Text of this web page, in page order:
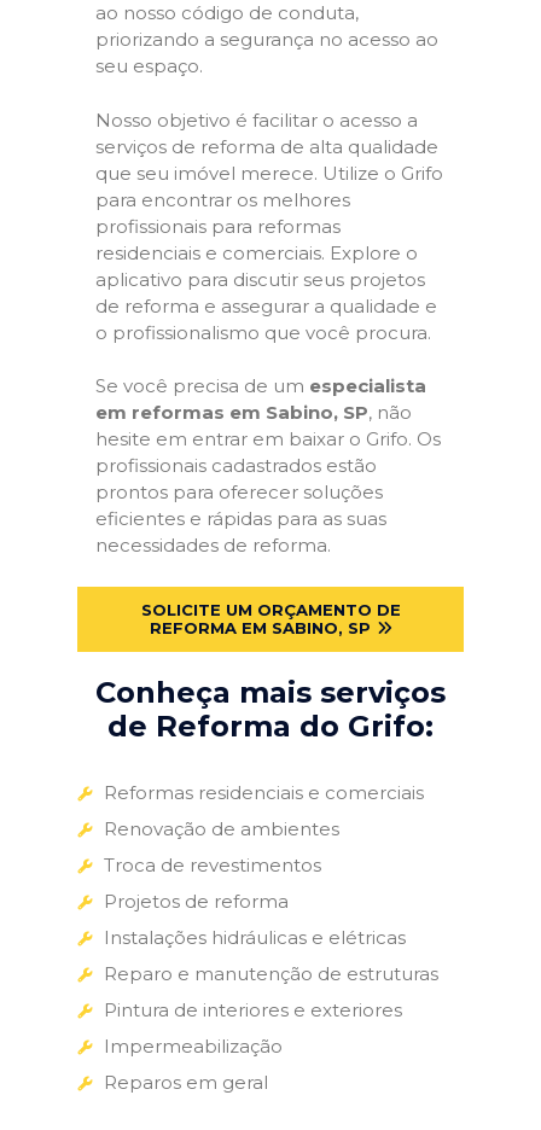
ao nosso código de conduta,
priorizando a segurança no acesso ao
seu espaço.
Nosso objetivo é facilitar o acesso a
serviços de reforma de alta qualidade
que seu imóvel merece. Utilize o Grifo
para encontrar os melhores
profissionais para reformas
residenciais e comerciais. Explore o
aplicativo para discutir seus projetos
de reforma e assegurar a qualidade e
o profissionalismo que você procura.
Se você precisa de um especialista
em reformas em Sabino, SP, não
hesite em entrar em baixar o Grifo. Os
profissionais cadastrados estão
prontos para oferecer soluções
eficientes e rápidas para as suas
necessidades de reforma.
SOLICITE UM ORÇAMENTO DE
REFORMA EM SABINO, SP
Conheça mais serviços
de Reforma do Grifo:
Reformas residenciais e comerciais
Renovação de ambientes
Troca de revestimentos
Projetos de reforma
Instalações hidráulicas e elétricas
Reparo e manutenção de estruturas
Pintura de interiores e exteriores
Impermeabilização
Reparos em geral